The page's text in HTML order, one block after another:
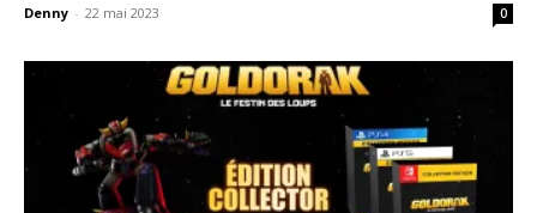
Denny - 22 mai 2023 0